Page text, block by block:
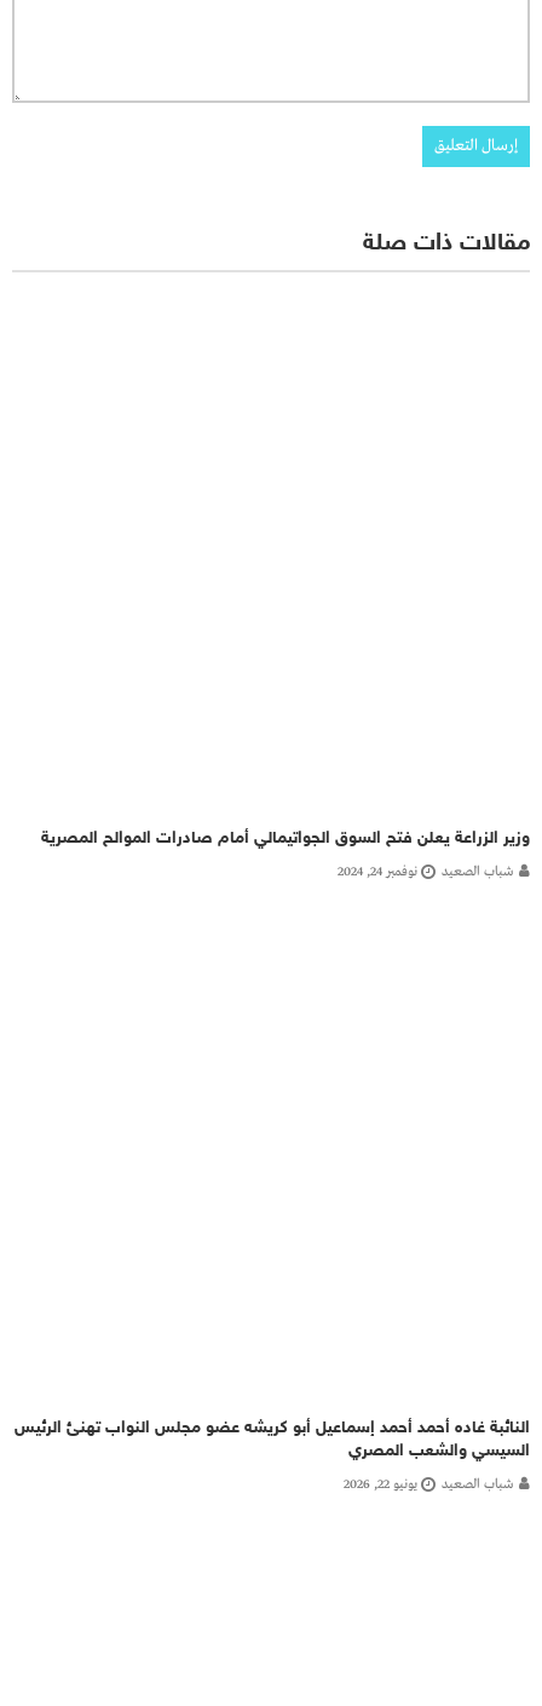
مقالات ذات صلة
وزير الزراعة يعلن فتح السوق الجواتيمالي أمام صادرات الموالح المصرية
شباب الصعيد نوفمبر 24, 2024
النائبة غاده أحمد أحمد إسماعيل أبو كريشه عضو مجلس النواب تهنئ الرئيس
السيسي والشعب المصري
شباب الصعيد يونيو 22, 2026